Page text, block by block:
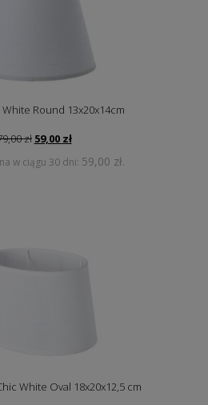
Round 13x20x14cm
zł Pierwotna
wynosiła:
59,00 złAktualna
wynosi:
w ciągu 30 dni: 59,00 zł.
White Oval 18x20x12,5 cm